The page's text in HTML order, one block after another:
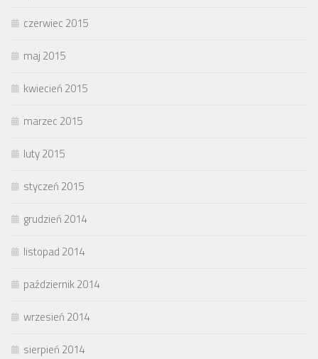
czerwiec 2015
maj 2015
kwiecień 2015
marzec 2015
luty 2015
styczeń 2015
grudzień 2014
listopad 2014
październik 2014
wrzesień 2014
sierpień 2014